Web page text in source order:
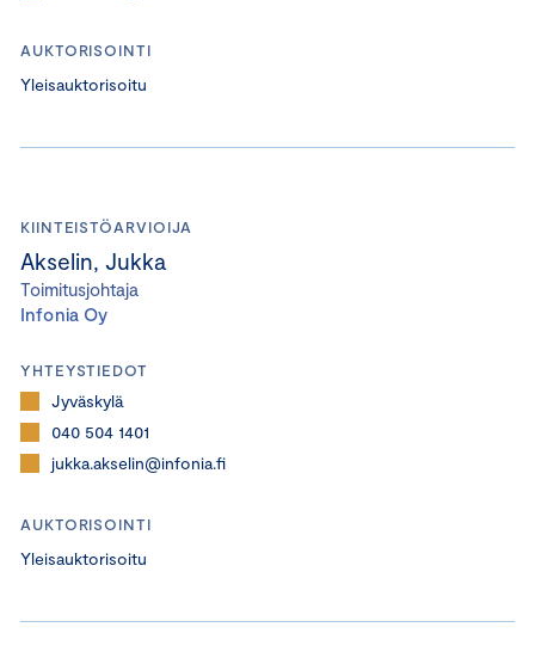
AUKTORISOINTI
Yleisauktorisoitu
KIINTEISTÖARVIOIJA
Akselin, Jukka
Toimitusjohtaja
Infonia Oy
YHTEYSTIEDOT
Jyväskylä
040 504 1401
jukka.akselin@infonia.fi
AUKTORISOINTI
Yleisauktorisoitu